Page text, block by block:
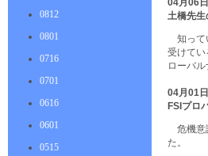
0812
0801
0716
0701
0616
0601
0515
04月06日
土橋先生
知って
受けてい
ローバ
04月01日
FSIプロ
危機意
た。